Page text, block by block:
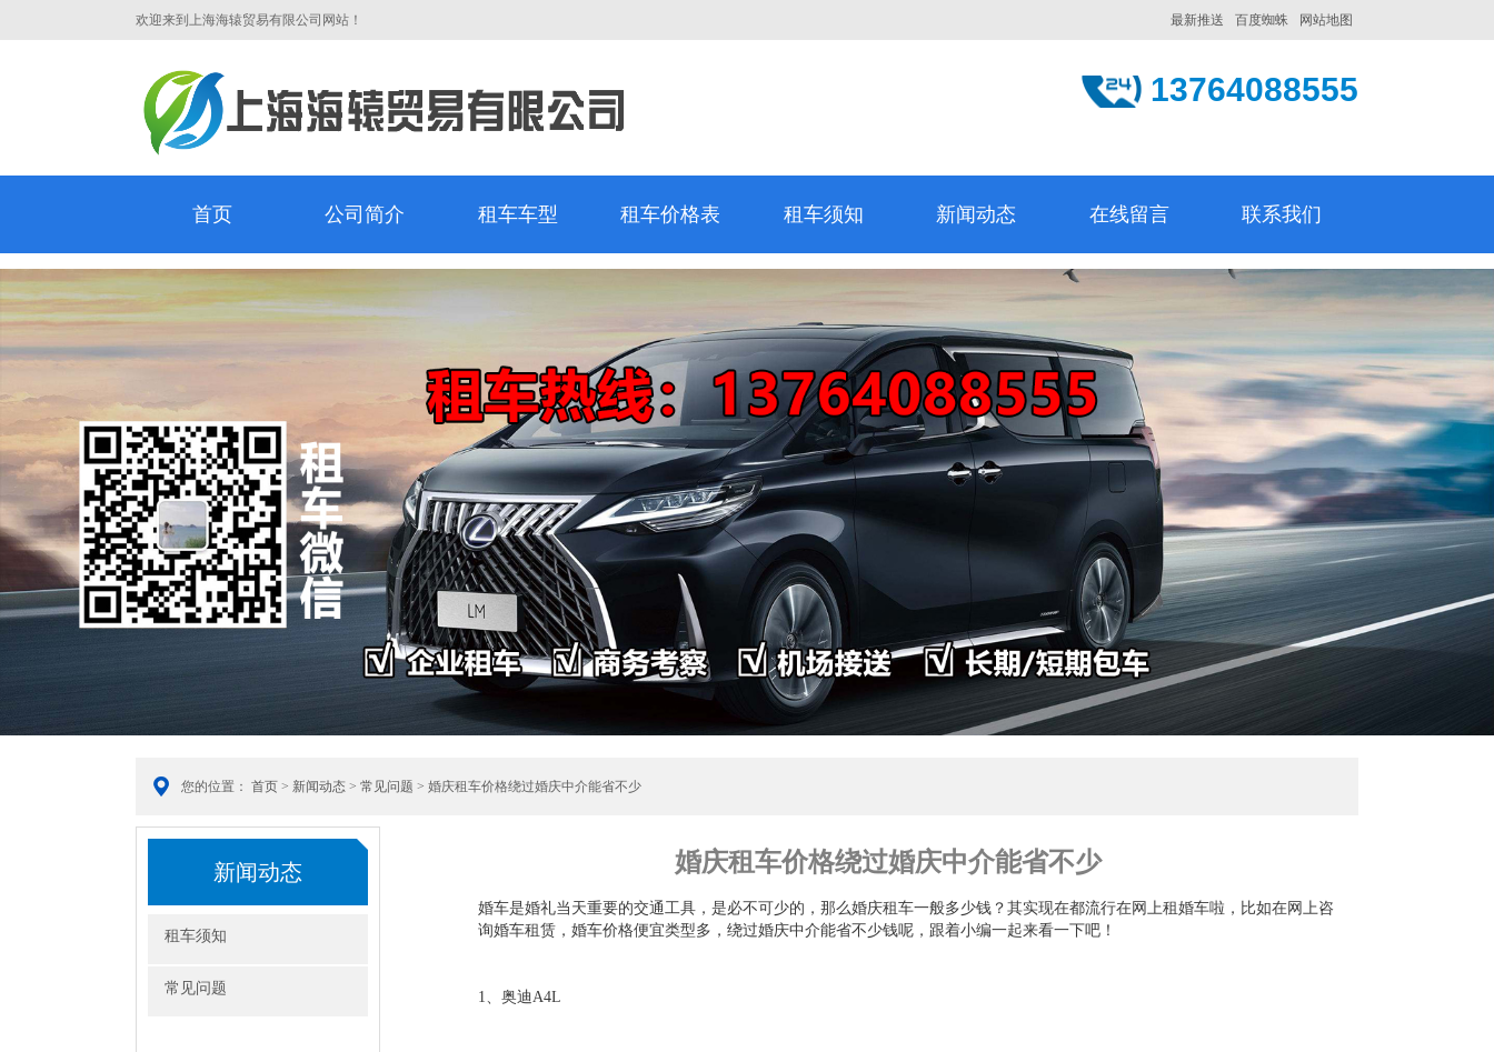
欢迎来到上海海辕贸易有限公司网站！ 网站地图
百度蜘蛛
最新推送
13764088555
首页 公司简介 租车车型 租车价格表 租车须知 新闻动态 在线留言 联系我们
您的位置： 首页 > 新闻动态 > 常见问题 > 婚庆租车价格绕过婚庆中介能省不少
新闻动态
租车须知
常见问题
婚庆租车价格绕过婚庆中介能省不少
婚车是婚礼当天重要的交通工具，是必不可少的，那么婚庆租车一般多少钱？其实现在都流行在网上租婚车啦，比如在网上咨
询婚车租赁，婚车价格便宜类型多，绕过婚庆中介能省不少钱呢，跟着小编一起来看一下吧！
1、奥迪A4L